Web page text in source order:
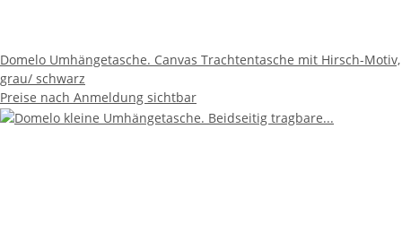
Domelo Umhängetasche. Canvas Trachtentasche mit Hirsch-Motiv,
grau/ schwarz
Preise nach Anmeldung sichtbar